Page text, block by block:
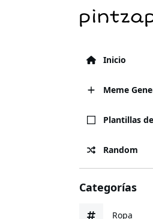
Inicio
Meme
Plantillas
Random
Categorías
Ropa